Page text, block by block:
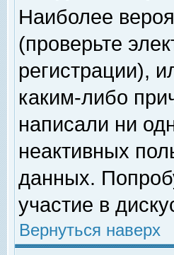
Наиболее
(проверьте
регистрации),
каким-либо
написали ни
неактивных
данных.
участие в
Вернуться наверх